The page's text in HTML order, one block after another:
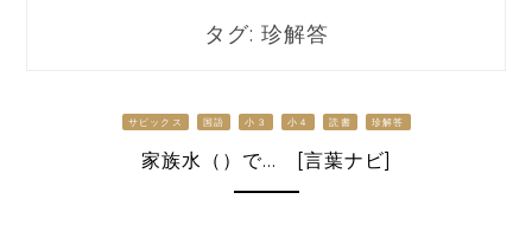
タグ: 珍解答
サピックス 国語 小３ 小４ 読書 珍解答
家族水（）で… [言葉ナビ]